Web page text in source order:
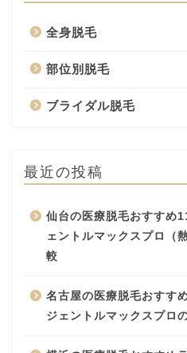
全身脱毛
部位別脱毛
ブライダル脱毛
最近の投稿
仙台の医療脱毛おすすめ
ェントルマックスプロ（
較
名古屋の医療脱毛おすす
ジェントルマックスプロ